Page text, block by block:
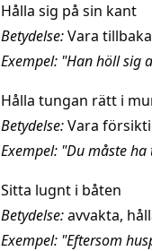
Hålla sig på sin kant
Betydelse:Vara
Exempel: "Han höll sig
Hålla tungan rätt i
Betydelse:Vara
Exempel: "Du måste
Sitta lugnt i båten
Betydelse:avvakta,
Exempel: "Eftersom